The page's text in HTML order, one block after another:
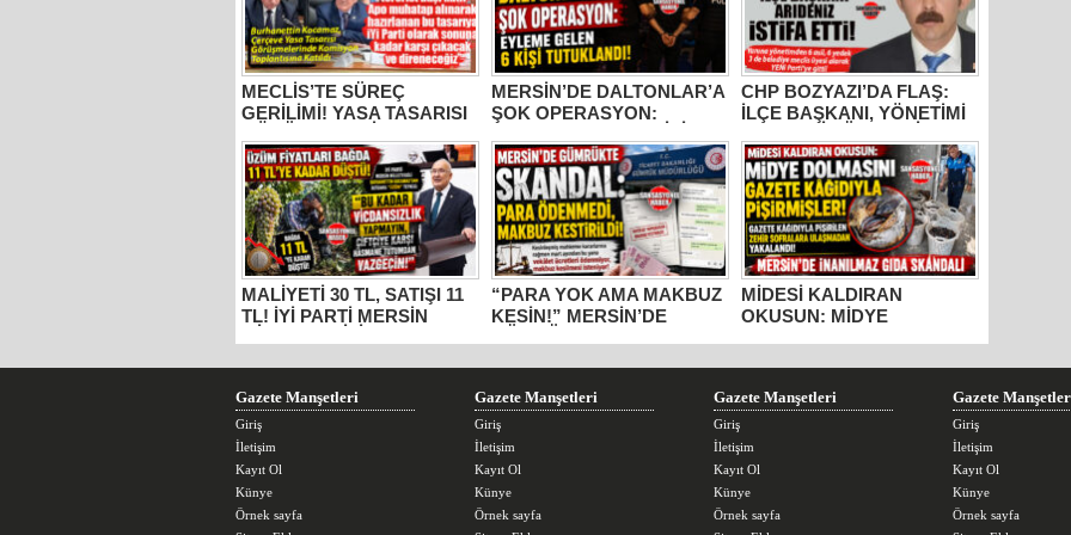
MECLİS’TE SÜREÇ
GERİLİMİ! YASA TASARISI
KATILAN İYİ PARTİ MERSİN
MİLLETVEKİLİ
BURHANETTİN KOCAMAZ:
“ŞEHİT AİLELERİ DEVRE
DIŞI, KATİL APO
MUHATAP!”
MERSİN’DE DALTONLAR’A
ŞOK OPERASYON:
TUTUKLANDI!
CHP BOZYAZI’DA FLAŞ:
İLÇE BAŞKANI, YÖNETİMİ
PARTİDEN AYRILDI, YENİ
PARTİ’YE GİTTİ!
MALİYETİ 30 TL, SATIŞI 11
TL! İYİ PARTİ MERSİN
KOCAMAZ’DAN İKTİDARA
KADAR VİCDANSIZLIK
YAPMAYIN!”
“PARA YOK AMA MAKBUZ
KESİN!” MERSİN’DE
MİDESİ KALDIRAN
OKUSUN: MİDYE
MERSİN’DE İNANILMAZ
Gazete Manşetleri
Giriş
İletişim
Kayıt Ol
Künye
Örnek sayfa
Gazete Manşetleri
Giriş
İletişim
Kayıt Ol
Künye
Örnek sayfa
Gazete Manşetleri
Giriş
İletişim
Kayıt Ol
Künye
Örnek sayfa
Gazete
Giriş
İletişim
Kayıt Ol
Künye
Örnek sayfa